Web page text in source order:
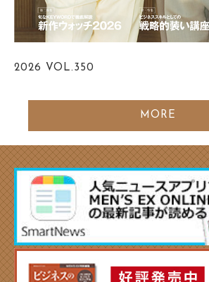
2026 VOL.350
MORE